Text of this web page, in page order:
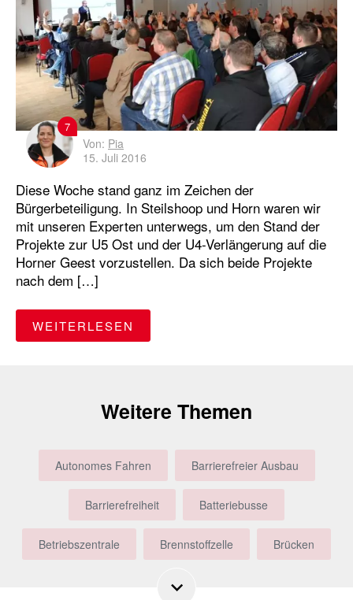
7
Von: Pia
15. Juli 2016
Diese Woche stand ganz im Zeichen der
Bürgerbeteiligung. In Steilshoop und Horn waren wir
mit unseren Experten unterwegs, um den Stand der
Projekte zur U5 Ost und der U4-Verlängerung auf die
Horner Geest vorzustellen. Da sich beide Projekte
nach dem […]
WEITERLESEN
Weitere Themen
Autonomes Fahren Barrierefreier Ausbau
Barrierefreiheit Batteriebusse
Betriebszentrale Brennstoffzelle Brücken
Busbeschleunigung